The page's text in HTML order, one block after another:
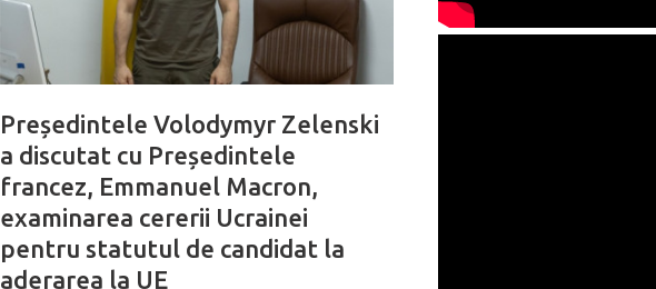
Președintele Volodymyr Zelenski
a discutat cu Președintele
francez, Emmanuel Macron,
examinarea cererii Ucrainei
pentru statutul de candidat la
aderarea la UE